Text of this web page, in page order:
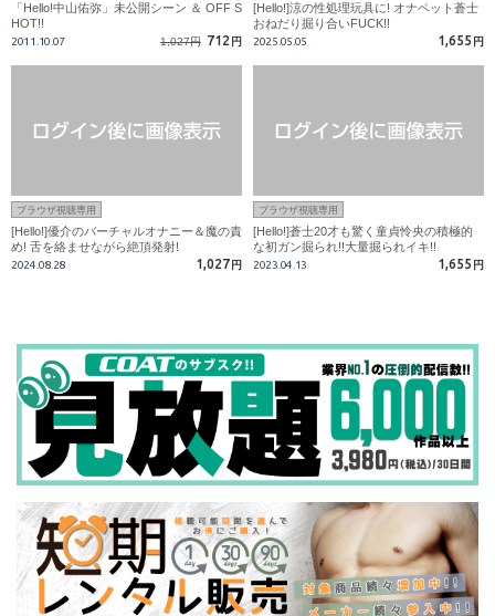
「Hello!中山佑弥」未公開シーン ＆ OFF S
HOT!!
2011.10.07 1,027円 712 円
[Hello!]涼の性処理玩具に! オナペット蒼士
おねだり掘り合いFUCK!!
2025.05.05 1,655 円
ブラウザ視聴専用
[Hello!]優介のバーチャルオナニー＆魔の責
め! 舌を絡ませながら絶頂発射!
2024.08.28 1,027 円
ブラウザ視聴専用
[Hello!]蒼士20才も驚く童貞怜央の積極的
な初ガン掘られ!!大量掘られイキ!!
2023.04.13 1,655 円